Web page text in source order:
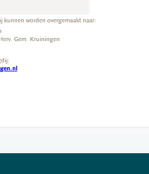
kunnen worden overgemaakt naar:
Gem. Kruiningen